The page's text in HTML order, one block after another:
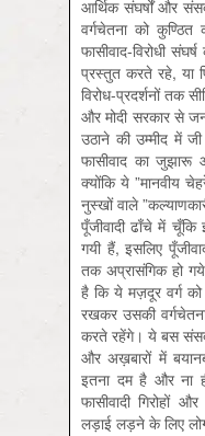
आर्थिक संघर्षों और
वर्गचेतना को
फासीवाद-विरोधी
प्रस्तुत करते रहे, या
विरोध-प्रदर्शनों तक
और मोदी सरकार से
उठाने की उम्‍मीद में
फासीवाद का जुझारू
क्योंकि ये ”मानवीय
नुस्खों वाले
पूँजीवादी ढाँचे में
गयी हैं, इसलिए
तक अप्रासंगिक हो
है कि ये मज़दूर वर्ग
रखकर उसकी
करते रहेंगे। ये बस संसद
और अख़बारों में
इतना दम है और ना
फासीवादी गिरोहों
लड़ाई लड़ने के लिए